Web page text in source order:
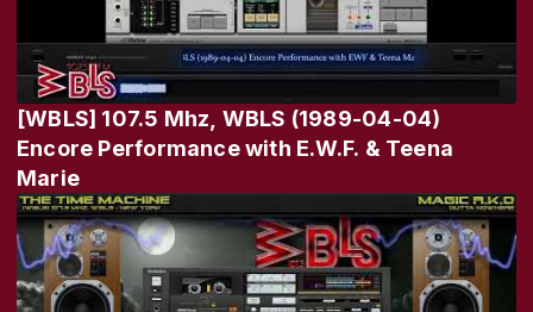
[WBLS] 107.5 Mhz, WBLS (1989-04-04)
Encore Performance with E.W.F. & Teena
Marie